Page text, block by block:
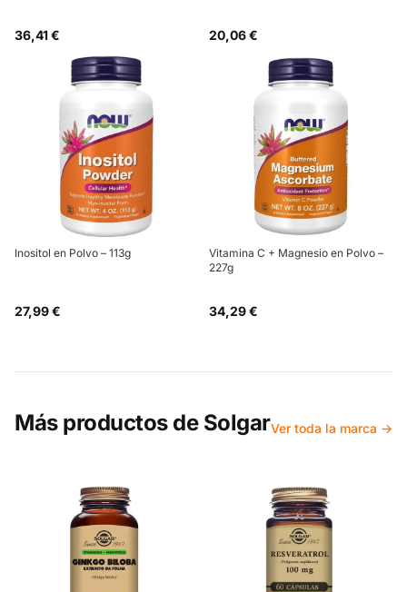
36,41 € 20,06 €
Inositol en Polvo – 113g
27,99 €
Vitamina C + Magnesio en Polvo –
227g
34,29 €
Más productos de SolgarVer toda la marca →